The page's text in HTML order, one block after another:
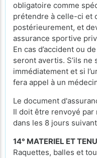
obligatoire comme
prétendre à celle-ci et
postérieurement, et
assurance sportive
En cas d’accident ou
seront avertis. S’ils ne
immédiatement et si
fera appel à un
Le document
Il doit être renvoyé par
dans les 8 jours
14° MATERIEL ET
Raquettes, balles et